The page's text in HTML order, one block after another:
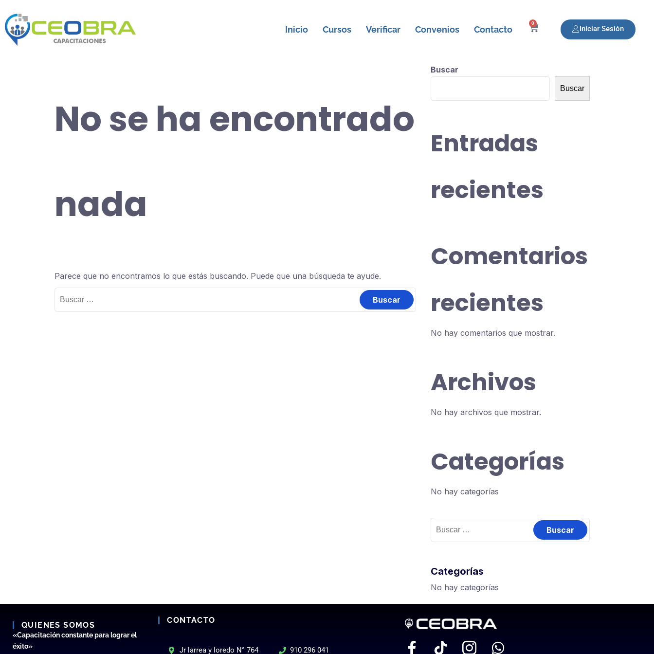
Inicio Cursos Verificar Convenios Contacto
0
Iniciar Sesión
No se ha encontrado
nada
Parece que no encontramos lo que estás buscando. Puede que una búsqueda te ayude.
Buscar
Buscar
Entradas
recientes
Comentarios
recientes
No hay comentarios que mostrar.
Archivos
No hay archivos que mostrar.
Categorías
No hay categorías
Categorías
No hay categorías
QUIENES SOMOS
«Capacitación constante para lograr el
éxito»
CONTACTO
Jr larrea y loredo N° 764 910 296 041